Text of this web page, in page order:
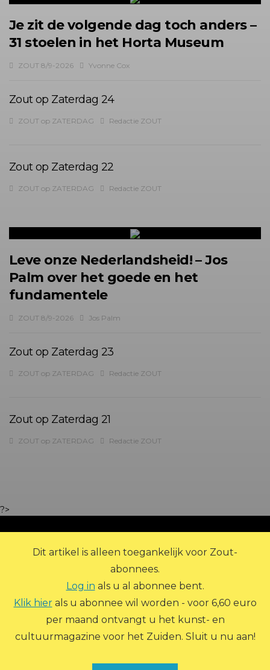
Dit artikel is alleen toegankelijk voor Zout-
abonnees.
Log in als u al abonnee bent.
Klik hierals u abonnee wil worden - voor 6,60 euro
per maand ontvangt u het kunst- en
cultuurmagazine voor het Zuiden. Sluit u nu aan!
Je zit de volgende dag toch anders –
31 stoelen in het Horta Museum
ZOUT 8/9-2026 Yvonne Cox
Zout op Zaterdag 24
ZOUT op ZATERDAG Redactie ZOUT
Zout op Zaterdag 22
ZOUT op ZATERDAG Redactie ZOUT
Leve onze Nederlandsheid! – Jos
Palm over het goede en het
fundamentele
ZOUT 8/9-2026 Jos Palm
Zout op Zaterdag 23
ZOUT op ZATERDAG Redactie ZOUT
Zout op Zaterdag 21
ZOUT op ZATERDAG Redactie ZOUT
?>
© 2026 Zout Magazine. Alle rechten voorbehouden.